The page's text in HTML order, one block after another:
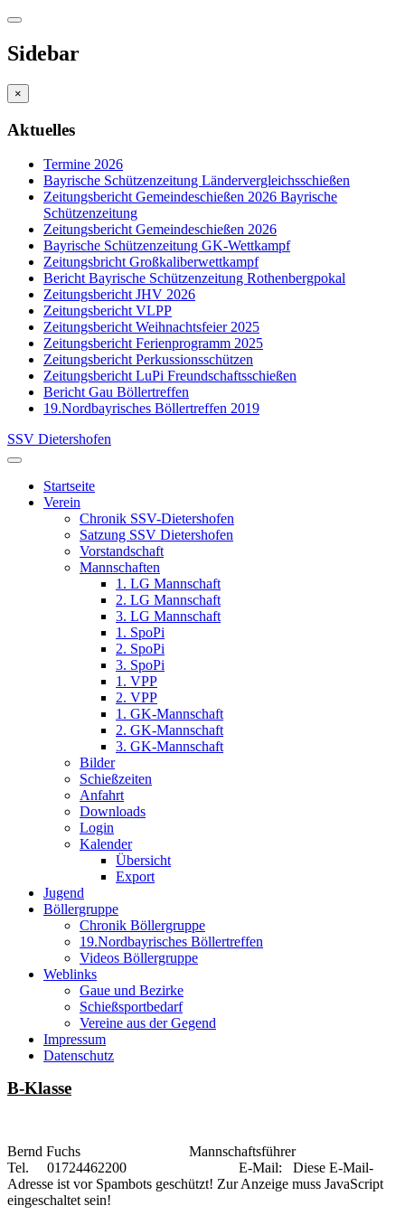
Sidebar
×
Aktuelles
Termine 2026
Bayrische Schützenzeitung Ländervergleichsschießen
Zeitungsbericht Gemeindeschießen 2026 Bayrische
Schützenzeitung
Zeitungsbericht Gemeindeschießen 2026
Bayrische Schützenzeitung GK-Wettkampf
Zeitungsbricht Großkaliberwettkampf
Bericht Bayrische Schützenzeitung Rothenbergpokal
Zeitungsbericht JHV 2026
Zeitungsbericht VLPP
Zeitungsbericht Weihnachtsfeier 2025
Zeitungsbericht Ferienprogramm 2025
Zeitungsbericht Perkussionsschützen
Zeitungsbericht LuPi Freundschaftsschießen
Bericht Gau Böllertreffen
19.Nordbayrisches Böllertreffen 2019
SSV Dietershofen
Startseite
Verein
Chronik SSV-Dietershofen
Satzung SSV Dietershofen
Vorstandschaft
Mannschaften
1. LG Mannschaft
2. LG Mannschaft
3. LG Mannschaft
1. SpoPi
2. SpoPi
3. SpoPi
1. VPP
2. VPP
1. GK-Mannschaft
2. GK-Mannschaft
3. GK-Mannschaft
Bilder
Schießzeiten
Anfahrt
Downloads
Login
Kalender
Übersicht
Export
Jugend
Böllergruppe
Chronik Böllergruppe
19.Nordbayrisches Böllertreffen
Videos Böllergruppe
Weblinks
Gaue und Bezirke
Schießsportbedarf
Vereine aus der Gegend
Impressum
Datenschutz
B-Klasse
Bernd Fuchs Mannschaftsführer
Tel. 01724462200 E-Mail: Diese E-Mail-
Adresse ist vor Spambots geschützt! Zur Anzeige muss JavaScript
eingeschaltet sein!